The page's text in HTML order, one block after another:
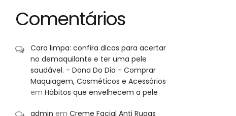
Comentários
Cara limpa: confira dicas para acertar
no demaquilante e ter uma pele
saudável. - Dona Do Dia - Comprar
Maquiagem, Cosméticos e Acessórios
em Hábitos que envelhecem a pele
admin em Creme Facial Anti Rugas